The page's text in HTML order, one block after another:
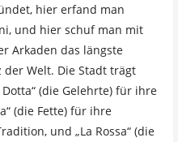
hier erfand man
und hier schuf man mit
Arkaden das längste
Welt. Die Stadt trägt
(die Gelehrte) für ihre
(die Fette) für ihre
und „La Rossa“ (die